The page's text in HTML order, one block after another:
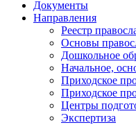
Документы
Направления
Реестр
Основы
Дошкольное
Начальное,
Приходское
Приходское
Центры
Экспертиза